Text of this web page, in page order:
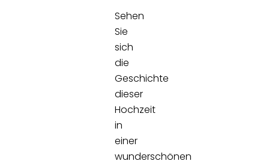
Sehen
Sie
sich
die
Geschichte
dieser
Hochzeit
in
einer
wunderschönen